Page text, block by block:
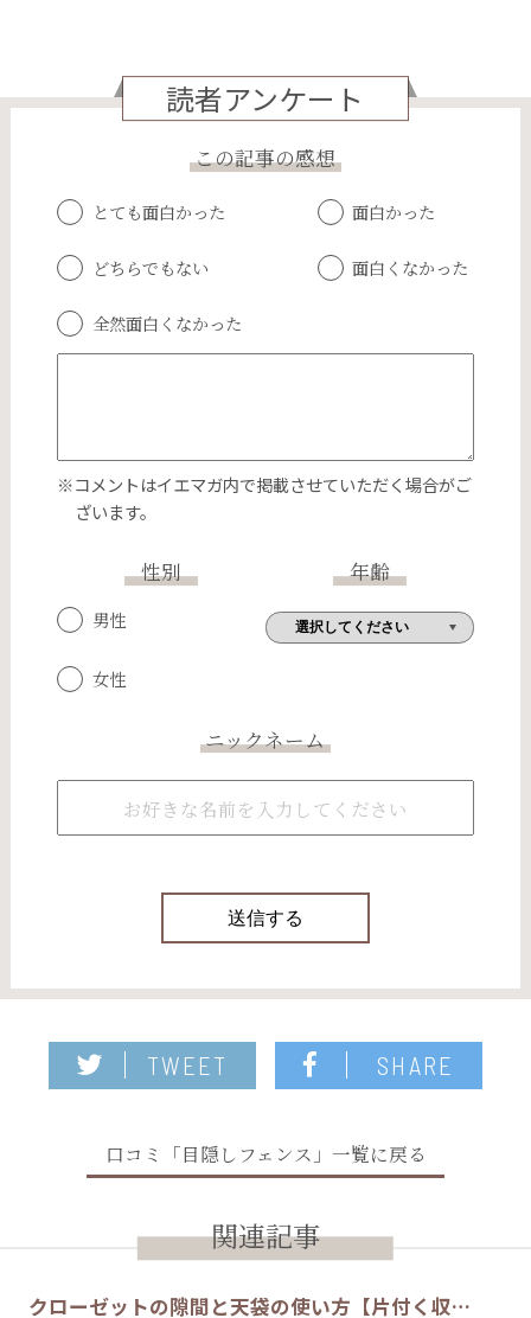
読者アンケート
この記事の感想
とても面白かった 面白かった
どちらでもない 面白くなかった
全然面白くなかった
※コメントはイエマガ内で掲載させていただく場合がご
ざいます。
性別
男性
女性
年齢
ニックネーム
TWEET SHARE
口コミ「目隠しフェンス」一覧に戻る
関連記事
クローゼットの隙間と天袋の使い方【片付く収…